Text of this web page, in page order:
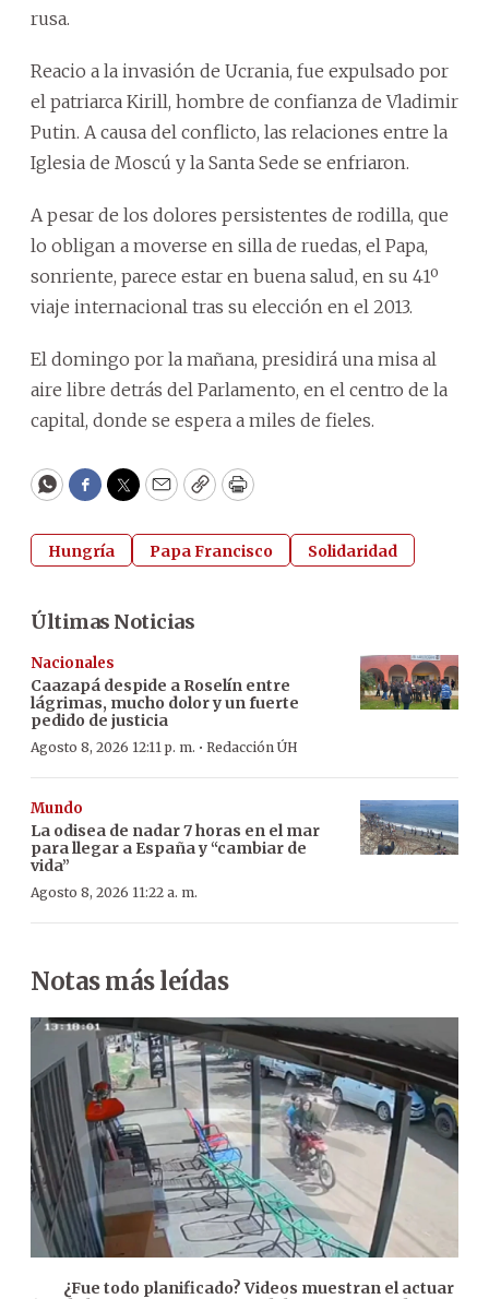
rusa.
Reacio a la invasión de Ucrania, fue expulsado por
el patriarca Kirill, hombre de confianza de Vladimir
Putin. A causa del conflicto, las relaciones entre la
Iglesia de Moscú y la Santa Sede se enfriaron.
A pesar de los dolores persistentes de rodilla, que
lo obligan a moverse en silla de ruedas, el Papa,
sonriente, parece estar en buena salud, en su 41º
viaje internacional tras su elección en el 2013.
El domingo por la mañana, presidirá una misa al
aire libre detrás del Parlamento, en el centro de la
capital, donde se espera a miles de fieles.
WhatsApp
Facebook
Twitter
EmailCopyPrint
Hungría Papa Francisco Solidaridad
Últimas Noticias
Nacionales
Caazapá despide a Roselín entre
lágrimas, mucho dolor y un fuerte
pedido de justicia
Agosto 8, 2026 12:11 p. m. · Redacción ÚH
Mundo
La odisea de nadar 7 horas en el mar
para llegar a España y “cambiar de
vida”
Agosto 8, 2026 11:22 a. m.
Notas más leídas
¿Fue todo planificado? Videos muestran el actuar